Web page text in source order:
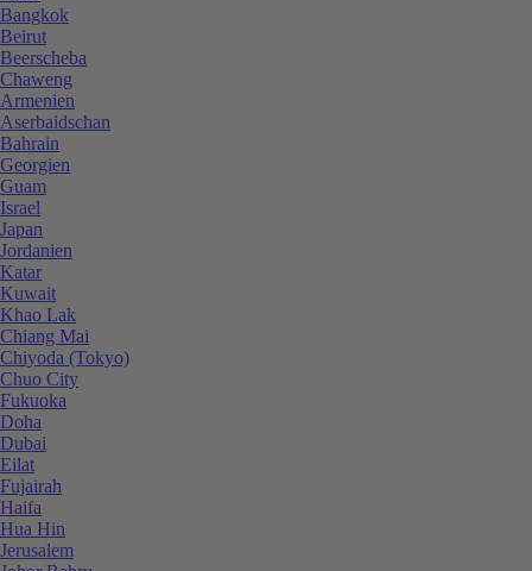
Bangkok
Beirut
Beerscheba
Chaweng
Armenien
Aserbaidschan
Bahrain
Georgien
Guam
Israel
Japan
Jordanien
Katar
Kuwait
Khao Lak
Chiang Mai
Chiyoda (Tokyo)
Chuo City
Fukuoka
Doha
Dubai
Eilat
Fujairah
Haifa
Hua Hin
Jerusalem